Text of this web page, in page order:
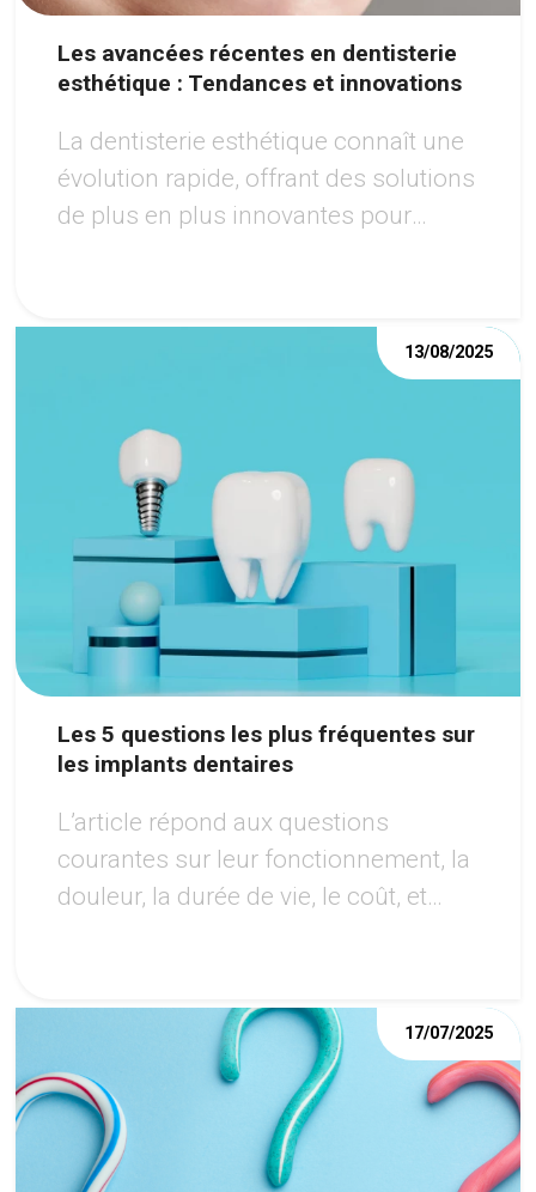
Les avancées récentes en dentisterie
esthétique : Tendances et innovations
La dentisterie esthétique connaît une
évolution rapide, offrant des solutions
de plus en plus innovantes pour
Les 5 questions les plus fréquentes sur
les implants dentaires
13/08/2025
L’article répond aux questions
courantes sur leur fonctionnement, la
douleur, la durée de vie, le coût, et
option moderne pour retrouver un
sourire harmonieux.
17/07/2025